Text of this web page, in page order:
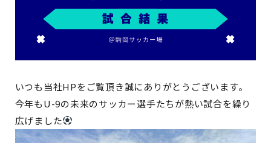
いつも当社HPをご覧頂き誠にありがとうございます。
今年もU-9の未来のサッカー選手たちが熱い試合を繰り
広げました